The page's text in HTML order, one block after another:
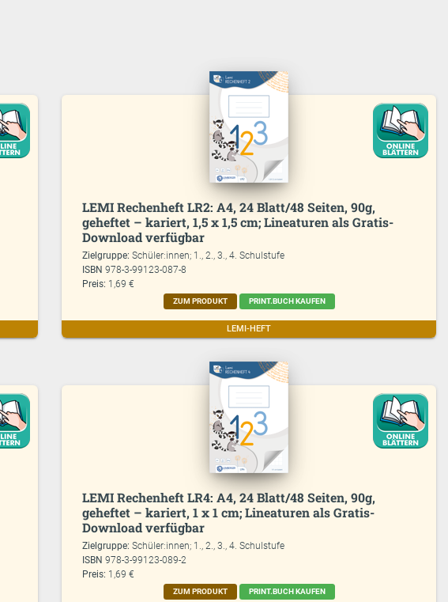
LEMI Rechenheft LR2: A4, 24 Blatt/48 Seiten, 90g,
geheftet – kariert, 1,5 x 1,5 cm; Lineaturen als Gratis-
Download verfügbar
Zielgruppe:Schüler:innen; 1., 2., 3., 4. Schulstufe
ISBN978-3-99123-087-8
Preis: 1,69 €
ZUM PRODUKT PRINT.BUCH KAUFEN
LEMI-HEFT
LEMI Rechenheft LR4: A4, 24 Blatt/48 Seiten, 90g,
geheftet – kariert, 1 x 1 cm; Lineaturen als Gratis-
Download verfügbar
Zielgruppe:Schüler:innen; 1., 2., 3., 4. Schulstufe
ISBN978-3-99123-089-2
Preis: 1,69 €
ZUM PRODUKT PRINT.BUCH KAUFEN